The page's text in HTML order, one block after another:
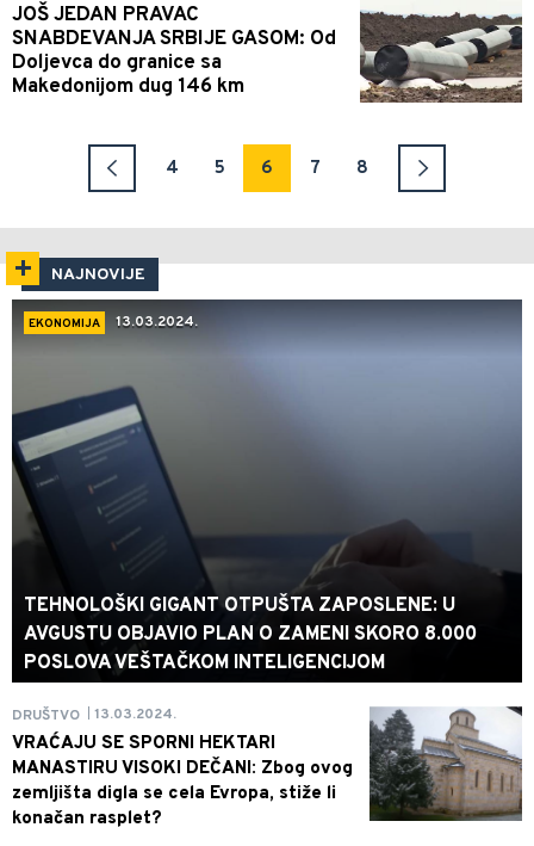
JOŠ JEDAN PRAVAC
SNABDEVANJA SRBIJE GASOM: Od
Doljevca do granice sa
Makedonijom dug 146 km
4 5 6 7 8
NAJNOVIJE
EKONOMIJA 13.03.2024.
TEHNOLOŠKI GIGANT OTPUŠTA ZAPOSLENE: U
AVGUSTU OBJAVIO PLAN O ZAMENI SKORO 8.000
POSLOVA VEŠTAČKOM INTELIGENCIJOM
DRUŠTVO 13.03.2024.
VRAĆAJU SE SPORNI HEKTARI
MANASTIRU VISOKI DEČANI: Zbog ovog
zemljišta digla se cela Evropa, stiže li
konačan rasplet?